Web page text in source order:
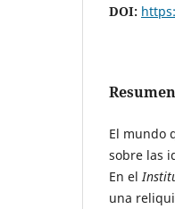
DOI:
Resumen
El mundo
sobre las
En el
una